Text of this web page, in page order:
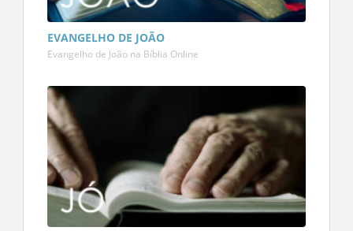
EVANGELHO DE JOÃO
Evangelho de João na Bíblia Online